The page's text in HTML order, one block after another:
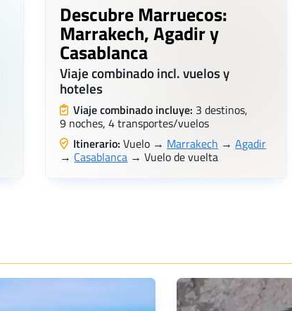
Descubre Marruecos:
Marrakech, Agadir y
Casablanca
Viaje combinado incl. vuelos y
hoteles
Viaje combinado incluye: 3 destinos,
9 noches, 4 transportes/vuelos
Itinerario: Vuelo → Marrakech →Agadir
→ Casablanca → Vuelo de vuelta